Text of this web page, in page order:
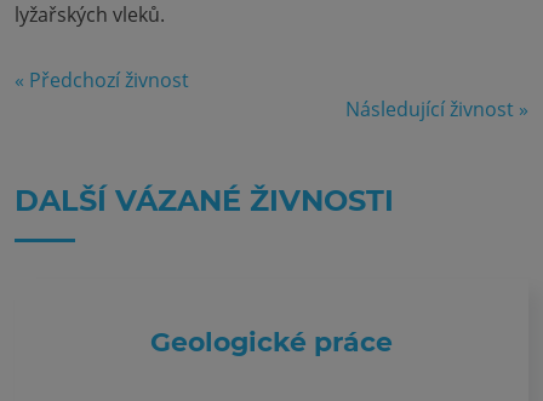
lyžařských vleků.
« Předchozí živnost
Následující živnost »
DALŠÍ VÁZANÉ ŽIVNOSTI
Geologické práce